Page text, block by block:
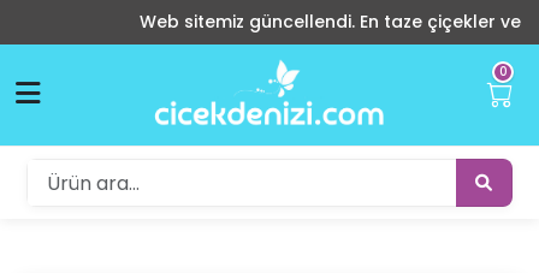
Web sitemiz güncellendi. En taze çiçekler ve
0